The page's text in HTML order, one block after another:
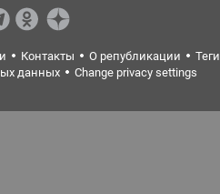
Контакты О републикации
Теги
данных Change privacy settings